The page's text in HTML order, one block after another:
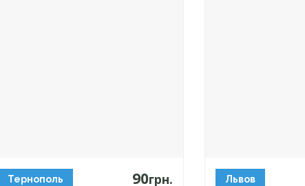
Тернополь 90грн.
Львов